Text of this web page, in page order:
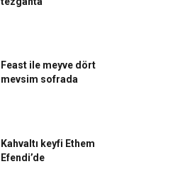
Feast ile meyve dört
mevsim sofrada
Kahvaltı keyfi Ethem
Efendi’de